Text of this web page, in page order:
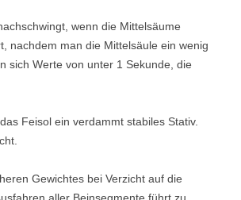
wenn die Mittelsäume
nachdem man die Mittelsäule ein wenig
sich Werte von unter 1 Sekunde, die
Feisol ein verdammt stabiles Stativ.
Gewichtes bei Verzicht auf die